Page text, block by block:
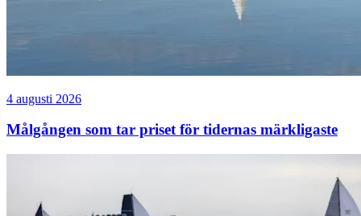
4 augusti 2026
Målgången som tar priset för tidernas märkligaste